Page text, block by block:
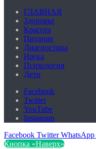
ГЛАВНАЯ
Здоровье
Красота
Питание
Диагностика
Наука
Психология
Дети
Facebook
Twitter
YouTube
Instagram
Facebook Twitter WhatsApp
Кнопка «Наверх»